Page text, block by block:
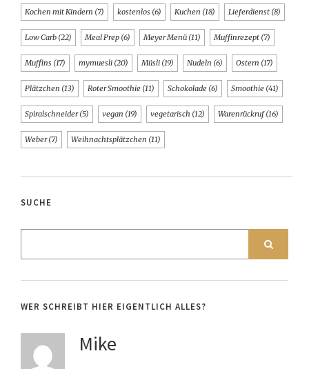
Kochen mit Kindern (7) kostenlos (6) Kuchen (18) Lieferdienst (8)
Low Carb (22) Meal Prep (6) Meyer Menü (11) Muffinrezept (7)
Muffins (17) mymuesli (20) Müsli (19) Nudeln (6) Ostern (17)
Plätzchen (13) Roter Smoothie (11) Schokolade (6) Smoothie (41)
Spiralschneider(5) vegan (19) vegetarisch (12) Warenrückruf(16)
Weber(7) Weihnachtsplätzchen (11)
SUCHE
WER SCHREIBT HIER EIGENTLICH ALLES?
Mike